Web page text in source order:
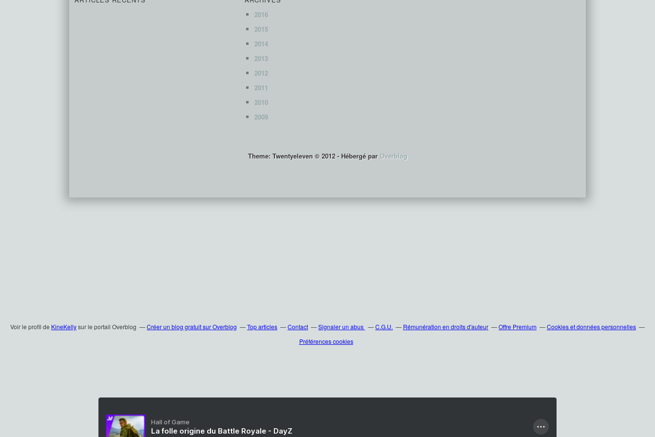
2016
2015
2014
2013
2012
2011
2010
2009
Theme: Twentyeleven © 2012 - Hébergé par Overblog
Voir le profil de KineKellysur le portail Overblog Créer un blog gratuit sur Overblog Top articles Contact Signaler un abus C.G.U. Rémunération en droits d'auteur Offre Premium
Cookies et données personnelles
Préférences cookies
Hall of Game
La folle origine du Battle Royale - DayZ